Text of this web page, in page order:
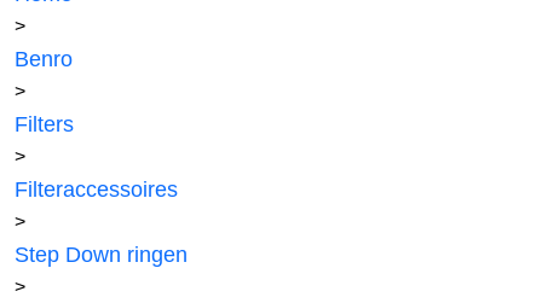
>
Benro
>
Filters
>
Filteraccessoires
>
Step Down ringen
>